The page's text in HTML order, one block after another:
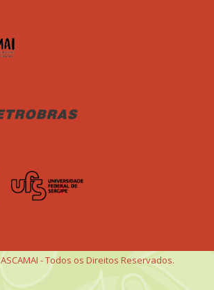
- Todos os Direitos Reservados.